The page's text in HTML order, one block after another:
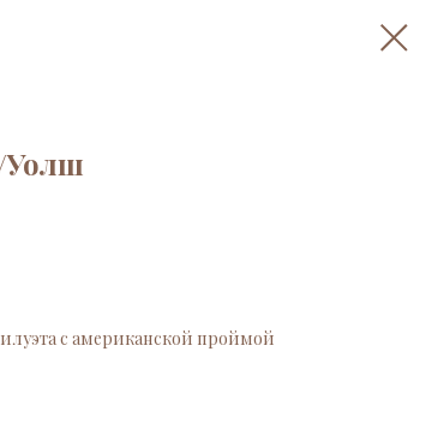
Уолш
с американской проймой